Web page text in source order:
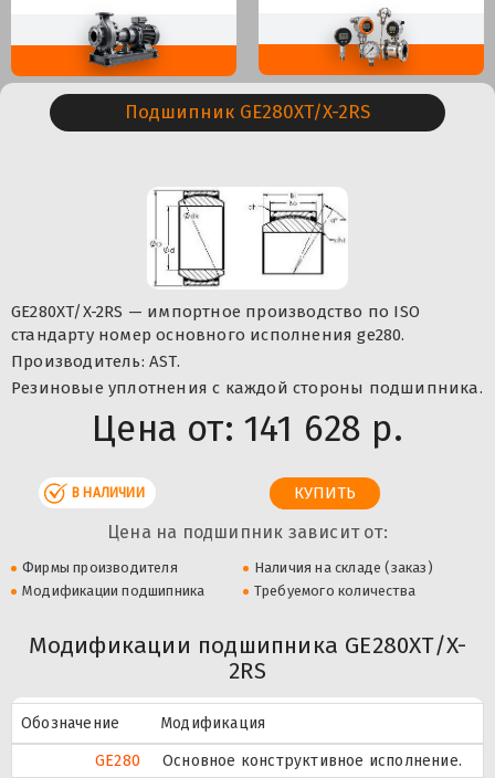
Подшипник GE280XT/X-2RS
GE280XT/X-2RS — импортное производство по ISO
стандарту номер основного исполнения ge280.
Производитель: AST.
Резиновые уплотнения с каждой стороны подшипника.
Цена от: 141 628 р.
В НАЛИЧИИ
Цена на подшипник зависит от:
Фирмы производителя
Наличия на складе (заказ)
Модификации подшипника
Требуемого количества
Модификации подшипника GE280XT/X-
2RS
Обозначение
Модификация
GE280
Основное конструктивное исполнение.